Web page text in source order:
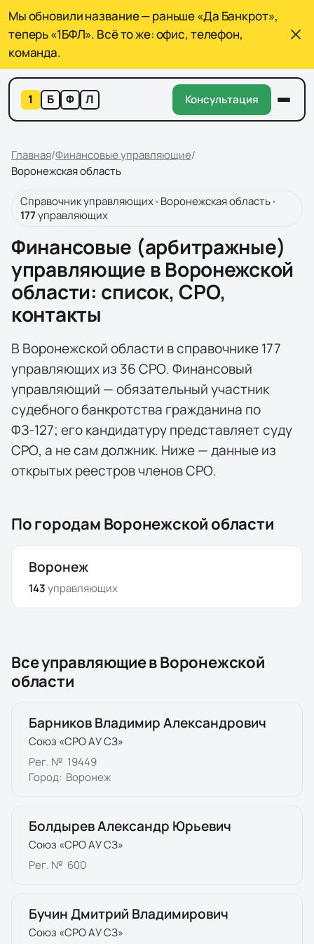
Мы обновили название — раньше «Да Банкрот»,
теперь «1БФЛ». Всё то же: офис, телефон,
команда.
1 Б Ф Л Консультация
Главная/Финансовые управляющие/
Воронежская область
Справочник управляющих•Воронежская область•
177управляющих
Финансовые (арбитражные)
управляющие в Воронежской
области: список, СРО,
контакты
В Воронежской области в справочнике177
управляющихиз 36СРО. Финансовый
управляющий — обязательный участник
судебного банкротства гражданина по
ФЗ-127; его кандидатуру представляет суду
СРО, а не сам должник. Ниже — данные из
открытых реестров членов СРО.
По городам Воронежской области
Воронеж
143управляющих
Все управляющие вВоронежской
области
Барников Владимир Александрович
Союз «СРО АУ СЗ»
Рег. № 19449
Город: Воронеж
Болдырев Александр Юрьевич
Союз «СРО АУ СЗ»
Рег. № 600
Бучин Дмитрий Владимирович
Союз «СРО АУ СЗ»